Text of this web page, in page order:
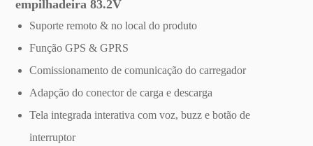
empilhadeira 83.2V
Suporte remoto & no local do produto
Função GPS & GPRS
Comissionamento de comunicação do carregador
Adapção do conector de carga e descarga
Tela integrada interativa com voz, buzz e botão de
interruptor